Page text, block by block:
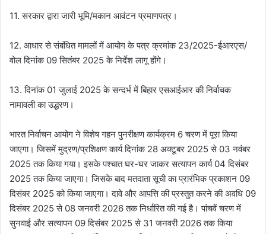
11. सरकार द्वारा जारी भूमि/मकान आवंटन प्रमाणपत्र।
12. आधार से संबंधित मामलों में आयोग के पत्र क्रमांक 23/2025-ईआरएस/
वोल दिनांक 09 सितंबर 2025 के निर्देश लागू होंगे।
13. दिनांक 01 जुलाई 2025 के सन्दर्भ में बिहार एसआईआर की निर्वाचक
नामावली का उद्धरण।
भारत निर्वाचन आयोग ने विशेष गहन पुनरीक्षण कार्यक्रम 6 चरण में पूरा किया
जाएगा। जिसमें मुद्रण/प्रशिक्षण कार्य दिनांक 28 अक्टूबर 2025 से 03 नवंबर
2025 तक किया गया। इसके पश्चात घर-घर जाकर सत्यापन कार्य 04 दिसंबर
2025 तक किया जाएगा। जिसके बाद मतदाता सूची का प्रारंभिक प्रकाशन 09
दिसंबर 2025 को किया जाएगा। दावे और आपत्ति की प्रस्तुत करने की अवधि 09
दिसंबर 2025 से 08 जनवरी 2026 तक निर्धारित की गई है। पांचवें चरण में
सुनवाई और सत्यापन 09 दिसंबर 2025 से 31 जनवरी 2026 तक किया